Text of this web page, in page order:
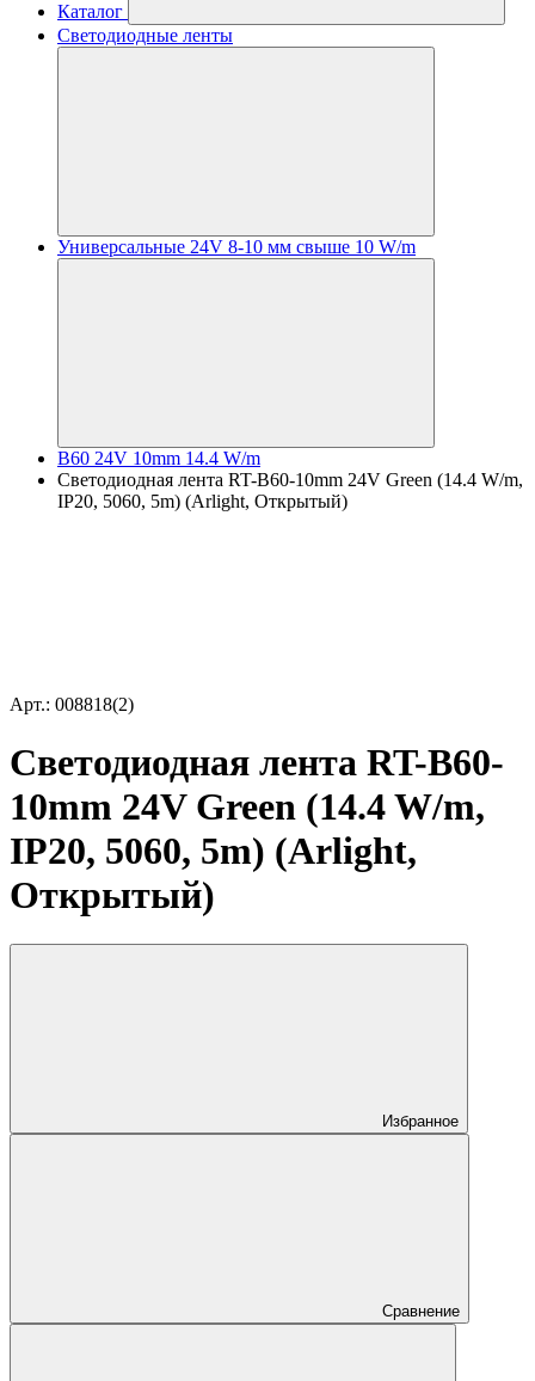
Каталог
Светодиодные ленты
Универсальные 24V 8-10 мм свыше 10 W/m
B60 24V 10mm 14.4 W/m
Светодиодная лента RT-B60-10mm 24V Green (14.4 W/m,
IP20, 5060, 5m) (Arlight, Открытый)
Арт.: 008818(2)
Светодиодная лента RT-B60-
10mm 24V Green (14.4 W/m,
IP20, 5060, 5m) (Arlight,
Открытый)
Избранное
Сравнение